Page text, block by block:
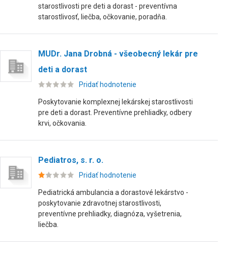
starostlivosti pre deti a dorast - preventívna
starostlivosť, liečba, očkovanie, poradňa.
MUDr. Jana Drobná - všeobecný lekár pre
deti a dorast
Pridať hodnotenie
Poskytovanie komplexnej lekárskej starostlivosti
pre deti a dorast. Preventívne prehliadky, odbery
krvi, očkovania.
Pediatros, s. r. o.
Pridať hodnotenie
Pediatrická ambulancia a dorastové lekárstvo -
poskytovanie zdravotnej starostlivosti,
preventívne prehliadky, diagnóza, vyšetrenia,
liečba.